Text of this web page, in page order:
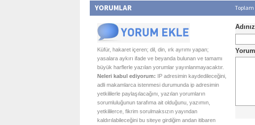
YORUMLAR Toplam
Küfür, hakaret içeren; dil, din, ırk ayrımı yapan;
yasalara aykırı ifade ve beyanda bulunan ve tamamı
büyük harflerle yazılan yorumlar yayınlanmayacaktır.
Neleri kabul ediyorum: IP adresimin kaydedileceğini,
adli makamlarca istenmesi durumunda ip adresimin
yetkililerle paylaşılacağını, yazılan yorumların
sorumluluğunun tarafıma ait olduğunu, yazımın,
yetkililerce, fikrim sorulmaksızın yayından
kaldırılabileceğini bu siteye girdiğim andan itibaren